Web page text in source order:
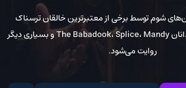
شوم توسط برخی از معتبرترین خالقان ترسناک
امروزی، از جمله کارگردانان The Babadook، Splice، Mandy و بسیاری دیگر
روایت می‌شود.